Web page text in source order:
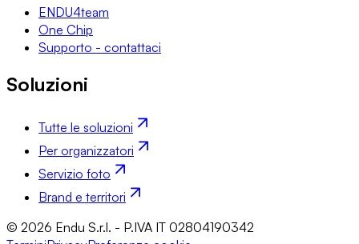
ENDU4team
One Chip
Supporto - contattaci
Soluzioni
Tutte le soluzioni
Per organizzatori
Servizio foto
Brand e territori
© 2026 Endu S.r.l. - P.IVA IT 02804190342